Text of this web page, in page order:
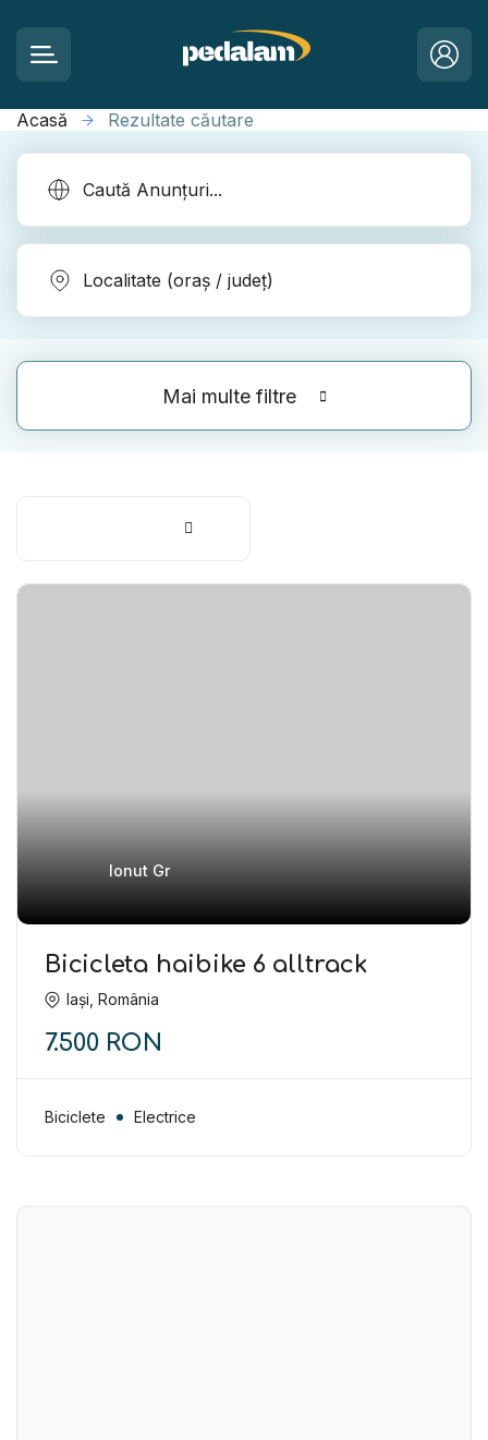
Acasă Rezultate căutare
Mai multe filtre
Ionut Gr
Bicicleta haibike 6 alltrack
Iași, România
7.500 RON
Biciclete Electrice